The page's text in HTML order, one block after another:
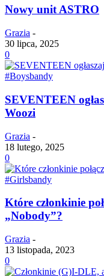
Nowy unit ASTRO
Grazia -
30 lipca, 2025
0
#Boysbandy
SEVENTEEN
Woozi
Grazia -
18 lutego, 2025
0
#Girlsbandy
Które członkinie
„Nobody”?
Grazia -
13 listopada, 2023
0